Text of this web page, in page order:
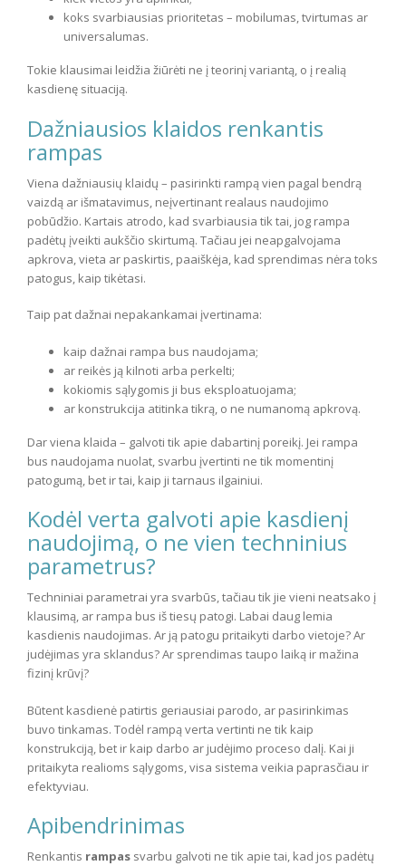
koks svarbiausias prioritetas – mobilumas, tvirtumas ar
universalumas.
Tokie klausimai leidžia žiūrėti ne į teorinį variantą, o į realią
kasdienę situaciją.
Dažniausios klaidos renkantis
rampas
Viena dažniausių klaidų – pasirinkti rampą vien pagal bendrą
vaizdą ar išmatavimus, neįvertinant realaus naudojimo
pobūdžio. Kartais atrodo, kad svarbiausia tik tai, jog rampa
padėtų įveikti aukščio skirtumą. Tačiau jei neapgalvojama
apkrova, vieta ar paskirtis, paaiškėja, kad sprendimas nėra toks
patogus, kaip tikėtasi.
Taip pat dažnai nepakankamai įvertinama:
kaip dažnai rampa bus naudojama;
ar reikės ją kilnoti arba perkelti;
kokiomis sąlygomis ji bus eksploatuojama;
ar konstrukcija atitinka tikrą, o ne numanomą apkrovą.
Dar viena klaida – galvoti tik apie dabartinį poreikį. Jei rampa
bus naudojama nuolat, svarbu įvertinti ne tik momentinį
patogumą, bet ir tai, kaip ji tarnaus ilgainiui.
Kodėl verta galvoti apie kasdienį
naudojimą, o ne vien techninius
parametrus?
Techniniai parametrai yra svarbūs, tačiau tik jie vieni neatsako į
klausimą, ar rampa bus iš tiesų patogi. Labai daug lemia
kasdienis naudojimas. Ar ją patogu pritaikyti darbo vietoje? Ar
judėjimas yra sklandus? Ar sprendimas taupo laiką ir mažina
fizinį krūvį?
Būtent kasdienė patirtis geriausiai parodo, ar pasirinkimas
buvo tinkamas. Todėl rampą verta vertinti ne tik kaip
konstrukciją, bet ir kaip darbo ar judėjimo proceso dalį. Kai ji
pritaikyta realioms sąlygoms, visa sistema veikia paprasčiau ir
efektyviau.
Apibendrinimas
Renkantis rampas svarbu galvoti ne tik apie tai, kad jos padėtų